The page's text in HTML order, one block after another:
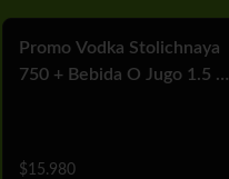
Promo Vodka Stolichnaya
750 + Bebida O Jugo 1.5 Lt
$15.980